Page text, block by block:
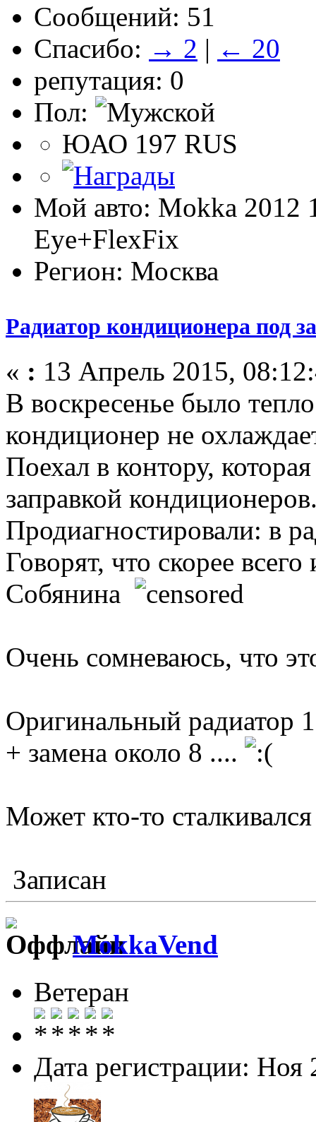
Сообщений: 51
Спасибо: → 2 | ← 20
репутация: 0
Пол:
ЮАО 197 RUS
Мой авто: Mokka 2012
Eye+FlexFix
Регион: Москва
Радиатор кондиционера под
« : 13 Апрель 2015,
В воскресенье было
кондиционер не
Поехал в контору,
заправкой
Продиагностировали: в
Говорят, что скорее
Собянина
Очень сомневаюсь, что
Оригинальный радиатор
+ замена около 8 ....
Может кто-то
Записан
MokkaVend
Ветеран
Дата регистрации: Ноя